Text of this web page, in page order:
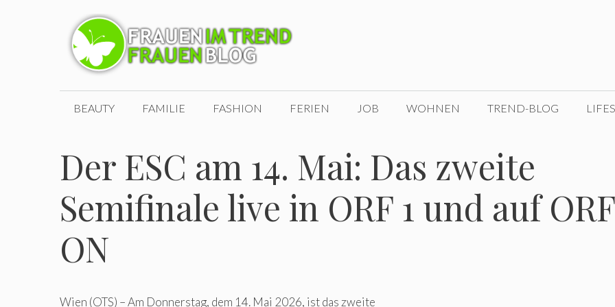
BEAUTY FAMILIE FASHION FERIEN JOB WOHNEN TREND-BLOG
Der ESC am 14. Mai: Das zweite
Semifinale live in ORF 1 und auf ORF
ON
Wien (OTS) – Am Donnerstag, dem 14. Mai 2026, ist das zweite